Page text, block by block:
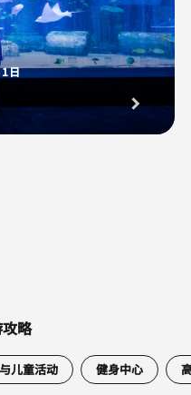
日
略
儿童活动 健身中心